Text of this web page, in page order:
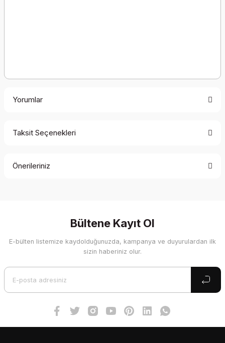
Yorumlar
Taksit Seçenekleri
Önerileriniz
Görüş ve önerileriniz için teşekkür ederiz.
Ürün resmi kalitesiz, bozuk veya görüntülenemiyor.
Bültene Kayıt Ol
E-bülten listemize kaydolduğunuzda, kampanya ve duyurulardan ilk
sizin haberiniz olur.